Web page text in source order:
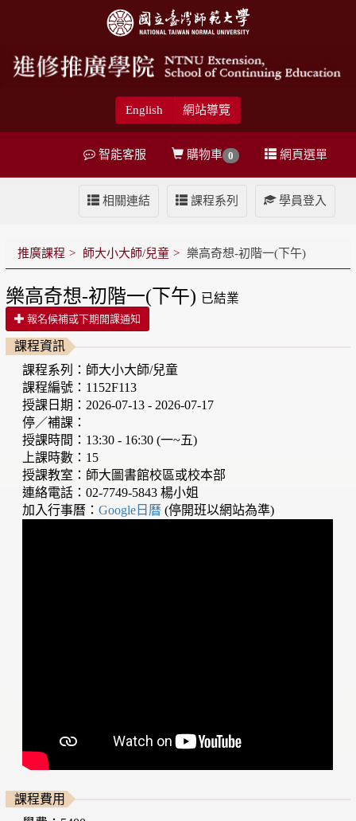
English 網站導覽
網頁選單
購物車 0
智能客服
學員登入
課程系列
相關連結
推廣課程 師大小大師/兒童 樂高奇想-初階一(下午)
樂高奇想-初階一(下午) 已結業
報名候補或下期開課通知
課程資訊
課程系列：師大小大師/兒童
課程編號：1152F113
授課日期：2026-07-13 - 2026-07-17
停／補課：
授課時間：13:30 - 16:30 (一~五)
上課時數：15
授課教室：師大圖書館校區或校本部
連絡電話：02-7749-5843 楊小姐
加入行事曆：Google日曆(停開班以網站為準)
課程費用